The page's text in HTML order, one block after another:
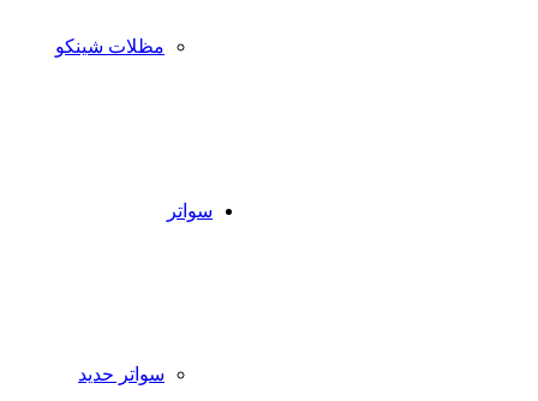
مظلات شينكو
سواتر
سواتر حديد